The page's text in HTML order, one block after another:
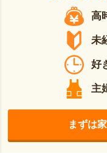
高
未
好
主
まずは